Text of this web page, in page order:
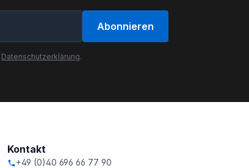
Abonnieren
Datenschutzerklärung.
Kontakt
+49 (0)40 696 66 77 90